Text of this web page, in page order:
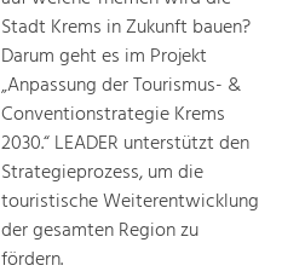
Stadt Krems in Zukunft bauen?
Darum geht es im Projekt
„Anpassung der Tourismus- &
Conventionstrategie Krems
2030.“ LEADER unterstützt den
Strategieprozess, um die
touristische Weiterentwicklung
der gesamten Region zu
fördern.